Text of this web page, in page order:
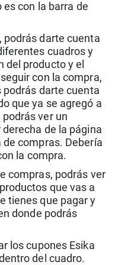
es con la barra de
podrás darte cuenta
cuadros y
del producto y el
con la compra,
podrás darte cuenta
que ya se agregó a
podrás ver un
de la página
compras. Debería
la compra.
compras, podrás ver
que vas a
tienes que pagar y
donde podrás
los cupones Esika
del cuadro.